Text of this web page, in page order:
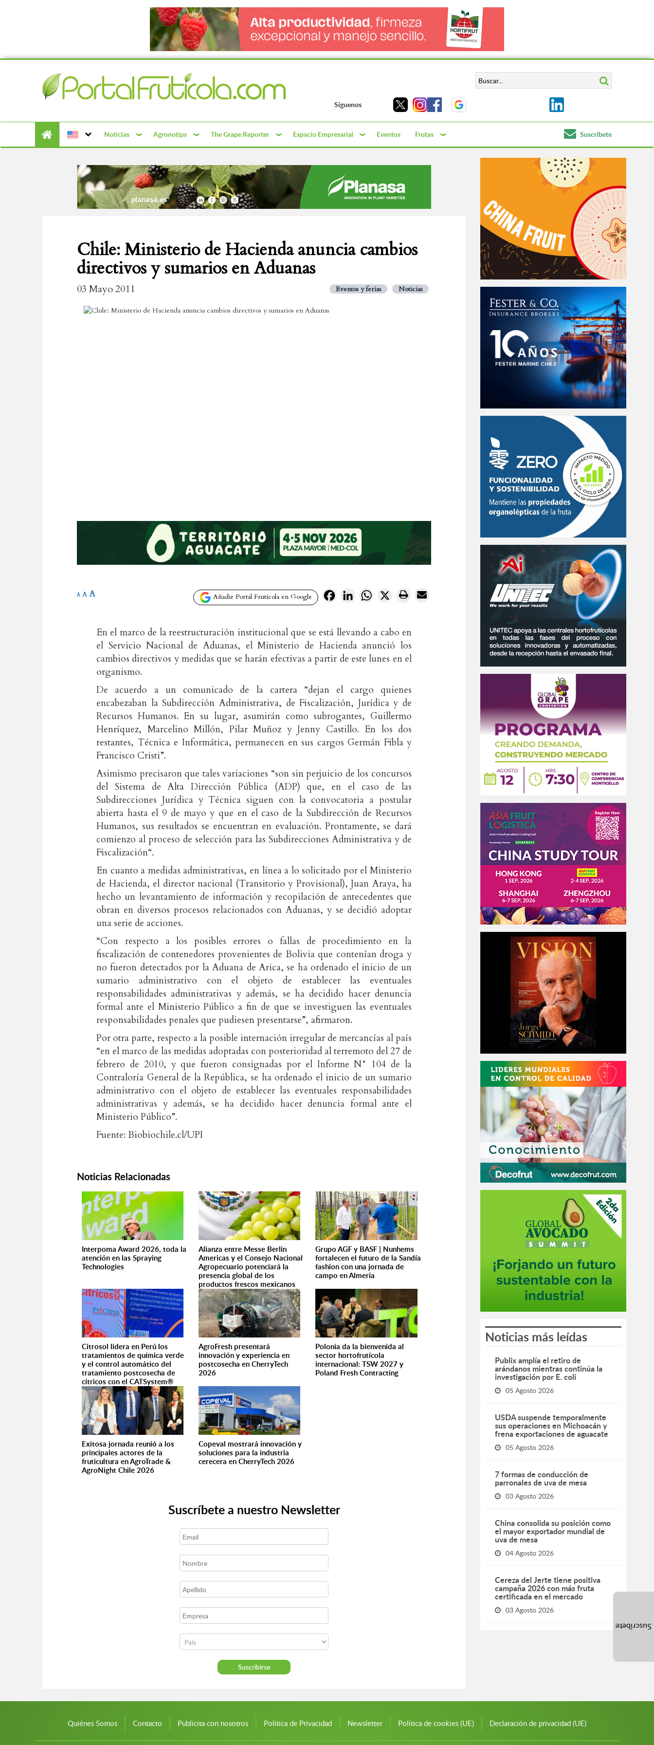
Síguenos
Noticias Agronotips The Grape Reporter Espacio Empresarial Eventos Frutas Suscríbete
Chile: Ministerio de Hacienda anuncia cambios
directivos y sumarios en Aduanas
03 Mayo 2011 Eventos y ferias Noticias
Añadir Portal Frutícola en Google FacebookLinkedInWhatsApp
X
A A A
En el marco de la reestructuración institucional que se está llevando a cabo en
el Servicio Nacional de Aduanas, el Ministerio de Hacienda anunció los
cambios directivos y medidas que se harán efectivas a partir de este lunes en el
organismo.
De acuerdo a un comunicado de la cartera “dejan el cargo quienes
encabezaban la Subdirección Administrativa, de Fiscalización, Jurídica y de
Recursos Humanos. En su lugar, asumirán como subrogantes, Guillermo
Henríquez, Marcelino Millón, Pilar Muñoz y Jenny Castillo. En los dos
restantes, Técnica e Informática, permanecen en sus cargos Germán Fibla y
Francisco Cristi”.
Asimismo precisaron que tales variaciones “son sin perjuicio de los concursos
del Sistema de Alta Dirección Pública (ADP) que, en el caso de las
Subdirecciones Jurídica y Técnica siguen con la convocatoria a postular
abierta hasta el 9 de mayo y que en el caso de la Subdirección de Recursos
Humanos, sus resultados se encuentran en evaluación. Prontamente, se dará
comienzo al proceso de selección para las Subdirecciones Administrativa y de
Fiscalización“.
En cuanto a medidas administrativas, en línea a lo solicitado por el Ministerio
de Hacienda, el director nacional (Transitorio y Provisional), Juan Araya, ha
hecho un levantamiento de información y recopilación de antecedentes que
obran en diversos procesos relacionados con Aduanas, y se decidió adoptar
una serie de acciones.
“Con respecto a los posibles errores o fallas de procedimiento en la
fiscalización de contenedores provenientes de Bolivia que contenían droga y
no fueron detectados por la Aduana de Arica, se ha ordenado el inicio de un
sumario administrativo con el objeto de establecer las eventuales
responsabilidades administrativas y además, se ha decidido hacer denuncia
formal ante el Ministerio Público a fin de que se investiguen las eventuales
responsabilidades penales que pudiesen presentarse”, afirmaron.
Por otra parte, respecto a la posible internación irregular de mercancías al país
“en el marco de las medidas adoptadas con posterioridad al terremoto del 27 de
febrero de 2010, y que fueron consignadas por el Informe N° 104 de la
Contraloría General de la República, se ha ordenado el inicio de un sumario
administrativo con el objeto de establecer las eventuales responsabilidades
administrativas y además, se ha decidido hacer denuncia formal ante el
Ministerio Público”.
Fuente: Biobiochile.cl/UPI
Noticias Relacionadas
Interpoma Award 2026, toda la
atención en las Spraying
Technologies
Alianza entre Messe Berlin
Americas y el Consejo Nacional
Agropecuario potenciará la
presencia global de los
productos frescos mexicanos
Grupo AGF y BASF | Nunhems
fortalecen el futuro de la Sandía
fashion con una jornada de
campo en Almería
Citrosol lidera en Perú los
tratamientos de química verde
y el control automático del
tratamiento postcosecha de
cítricos con el CATSystem®
AgroFresh presentará
innovación y experiencia en
postcosecha en CherryTech
2026
Polonia da la bienvenida al
sector hortofrutícola
internacional: TSW 2027 y
Poland Fresh Contracting
Exitosa jornada reunió a los
principales actores de la
fruticultura en AgroTrade &
AgroNight Chile 2026
Copeval mostrará innovación y
soluciones para la industria
cerecera en CherryTech 2026
Suscríbete a nuestro Newsletter
Noticias más leídas
Publix amplía el retiro de
arándanos mientras continúa la
investigación por E. coli
05 Agosto 2026
USDA suspende temporalmente
sus operaciones en Michoacán y
frena exportaciones de aguacate
05 Agosto 2026
7 formas de conducción de
parronales de uva de mesa
03 Agosto 2026
China consolida su posición como
el mayor exportador mundial de
uva de mesa
04 Agosto 2026
Cereza del Jerte tiene positiva
campaña 2026 con más fruta
certificada en el mercado
03 Agosto 2026
Quiénes Somos Contacto Publicita con nosotros Política de Privacidad Newsletter Política de cookies (UE) Declaración de privacidad (UE)
Suscríbete